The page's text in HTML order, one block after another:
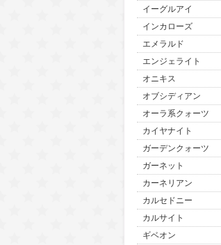
イーグルアイ
インカローズ
エメラルド
エンジェライト
オニキス
オブシディアン
オーラ系クォーツ
カイヤナイト
ガーデンクォーツ
ガーネット
カーネリアン
カルセドニー
カルサイト
ギベオン